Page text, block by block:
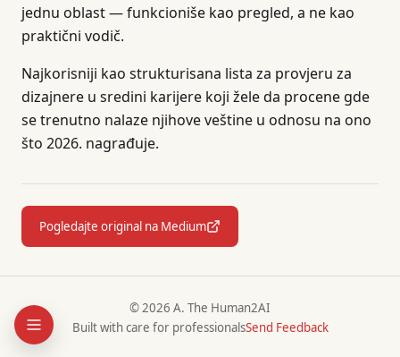
jednu oblast — funkcioniše kao pregled, a ne kao
praktični vodič.
Najkorisniji kao strukturisana lista za provjeru za
dizajnere u sredini karijere koji žele da procene gde
se trenutno nalaze njihove veštine u odnosu na ono
što 2026. nagrađuje.
Pogledajte original na Medium
© 2026 A. The Human2AI
Built with care for professionalsSend Feedback